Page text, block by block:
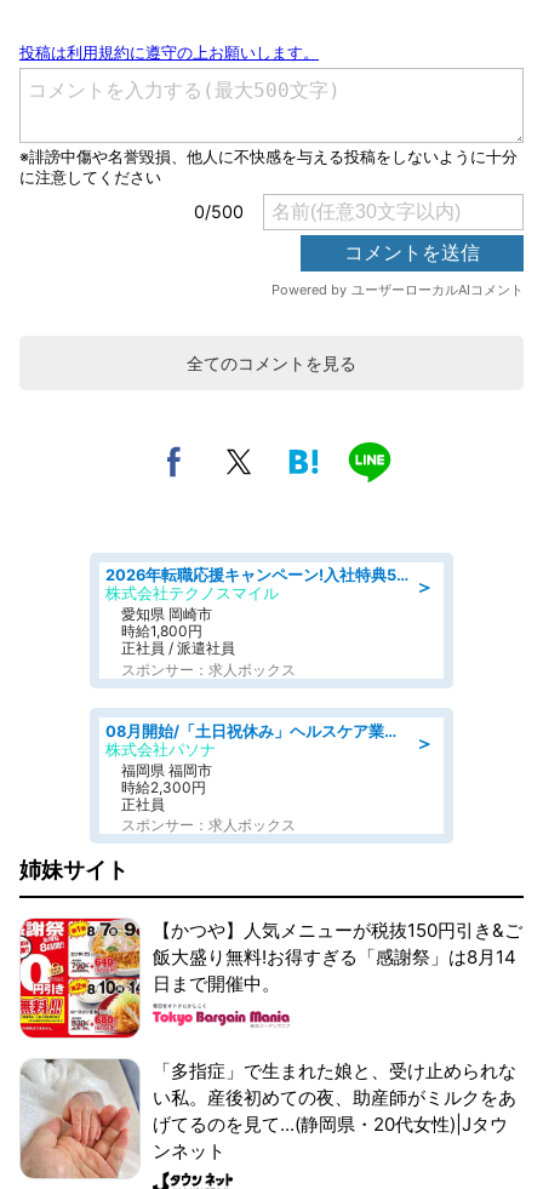
全てのコメントを見る
＞
2026年転職応援キャンペーン!入社特典58万円/デンソーで働こう!自動車工場で小型部品の検査業務 denso aichi
株式会社テクノスマイル
愛知県 岡崎市
時給1,800円
正社員 / 派遣社員
スポンサー：求人ボックス
＞
08月開始/「土日祝休み」ヘルスケア業界の産業保健師/高時給/未経験OK/要資格:保健師、正看護師
株式会社パソナ
福岡県 福岡市
時給2,300円
正社員
スポンサー：求人ボックス
姉妹サイト
【かつや】人気メニューが税抜150円引き&ご
飯大盛り無料!お得すぎる「感謝祭」は8月14
日まで開催中。
「多指症」で生まれた娘と、受け止められな
い私。産後初めての夜、助産師がミルクをあ
げてるのを見て...(静岡県・20代女性)|Jタウ
ンネット